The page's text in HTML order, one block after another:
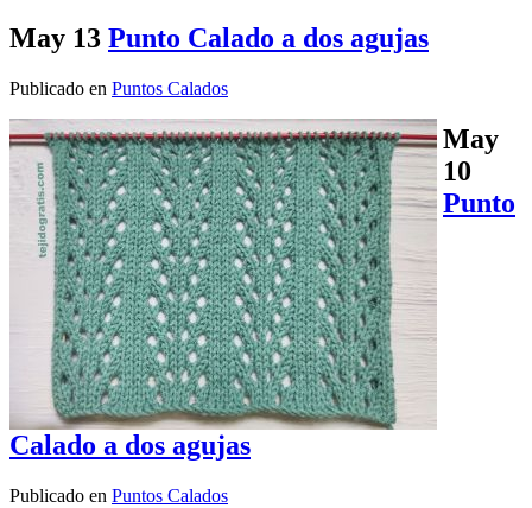
May 13 Punto Calado a dos agujas
Publicado en Puntos Calados
May
10
Punto
Calado a dos agujas
Publicado en Puntos Calados